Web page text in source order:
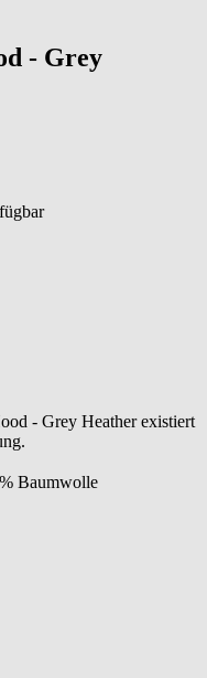
- Grey
- Grey Heather existiert
Baumwolle